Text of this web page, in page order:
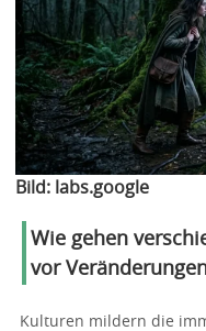
Bild: labs.google
Wie gehen
vor
Kulturen mildern die